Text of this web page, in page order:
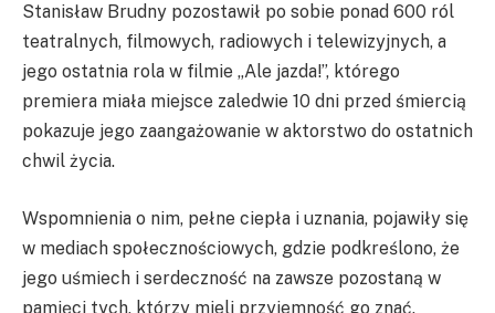
Stanisław Brudny pozostawił po sobie ponad 600 ról
teatralnych, filmowych, radiowych i telewizyjnych, a
jego ostatnia rola w filmie „Ale jazda!”, którego
premiera miała miejsce zaledwie 10 dni przed śmiercią
pokazuje jego zaangażowanie w aktorstwo do ostatnich
chwil życia.
Wspomnienia o nim, pełne ciepła i uznania, pojawiły się
w mediach społecznościowych, gdzie podkreślono, że
jego uśmiech i serdeczność na zawsze pozostaną w
pamięci tych, którzy mieli przyjemność go znać.